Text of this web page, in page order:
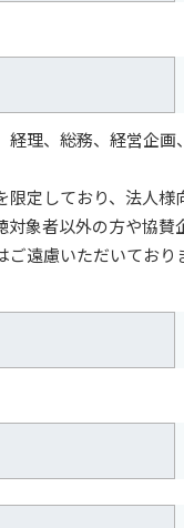
経理、総務、経営企画
定しており、法人様
対象者以外の方や協賛
ご遠慮いただいており